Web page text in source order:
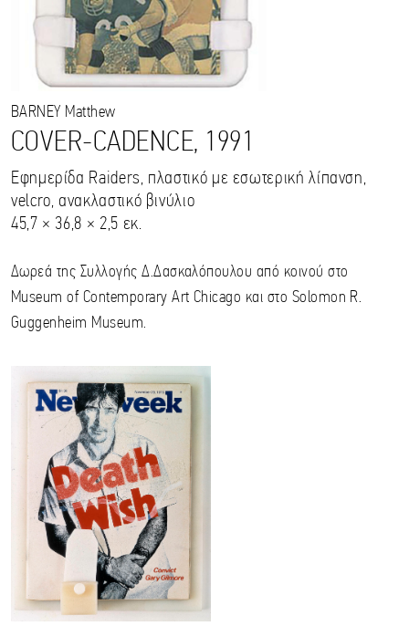
BARNEY Matthew
COVER-CADENCE, 1991
Εφημερίδα Raiders, πλαστικό με εσωτερική λίπανση,
velcro, ανακλαστικό βινύλιο
45,7 × 36,8 × 2,5 εκ.
Δωρεά της Συλλογής Δ.Δασκαλόπουλου από κοινού στο
Museum of Contemporary Art Chicago και στο Solomon R.
Guggenheim Museum.